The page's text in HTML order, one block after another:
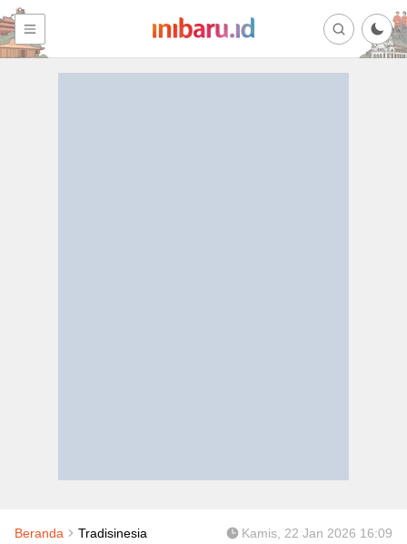
Beranda Tradisinesia Kamis, 22 Jan 2026 16:09